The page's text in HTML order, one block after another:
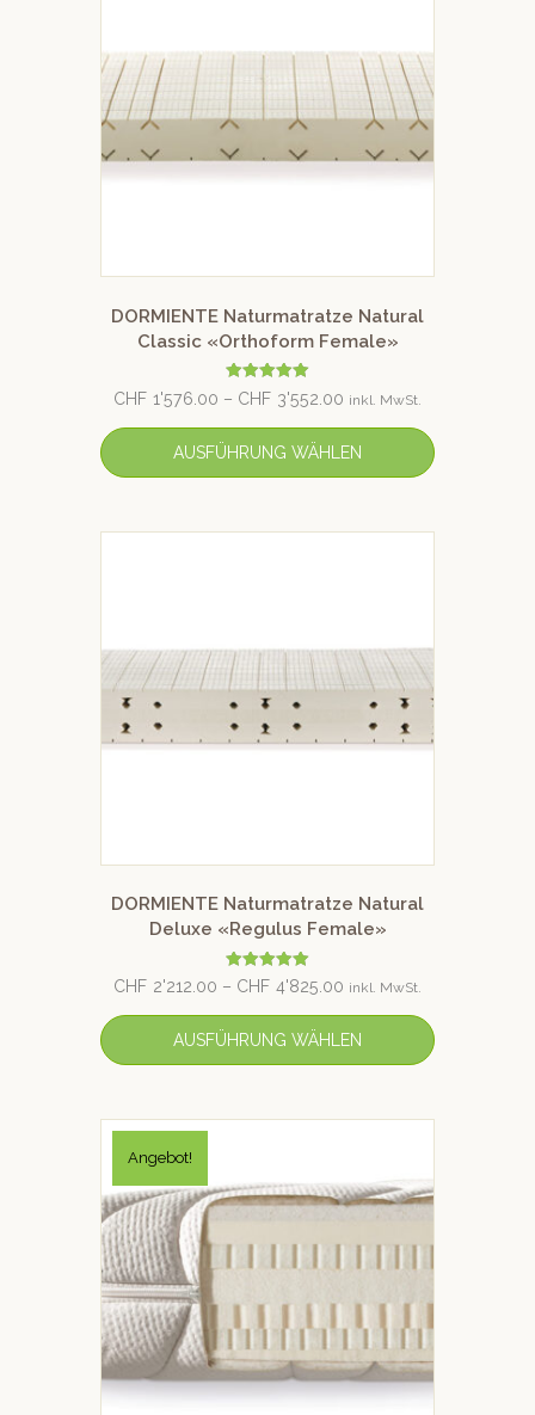
DORMIENTE Naturmatratze Natural
Classic «Orthoform Female»
Bewertet mit
5.00
CHF 1'576.00 – CHF 3'552.00 inkl. MwSt.
AUSFÜHRUNG WÄHLEN
DORMIENTE Naturmatratze Natural
Deluxe «Regulus Female»
Bewertet mit
5.00
CHF 2'212.00 – CHF 4'825.00 inkl. MwSt.
AUSFÜHRUNG WÄHLEN
Angebot!